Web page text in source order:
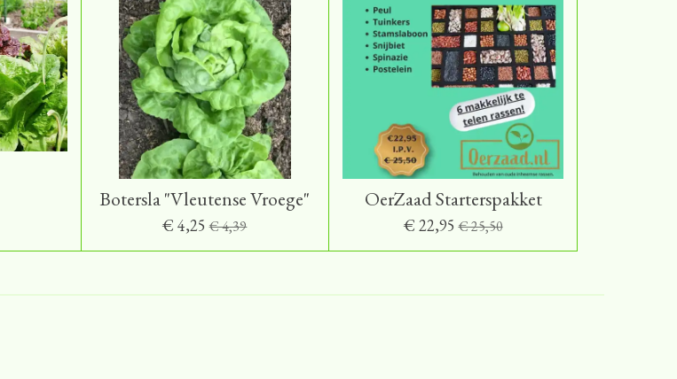
Botersla "Vleutense Vroege"
€ 4,25 € 4,39
OerZaad Starterspakket
€ 22,95 € 25,50